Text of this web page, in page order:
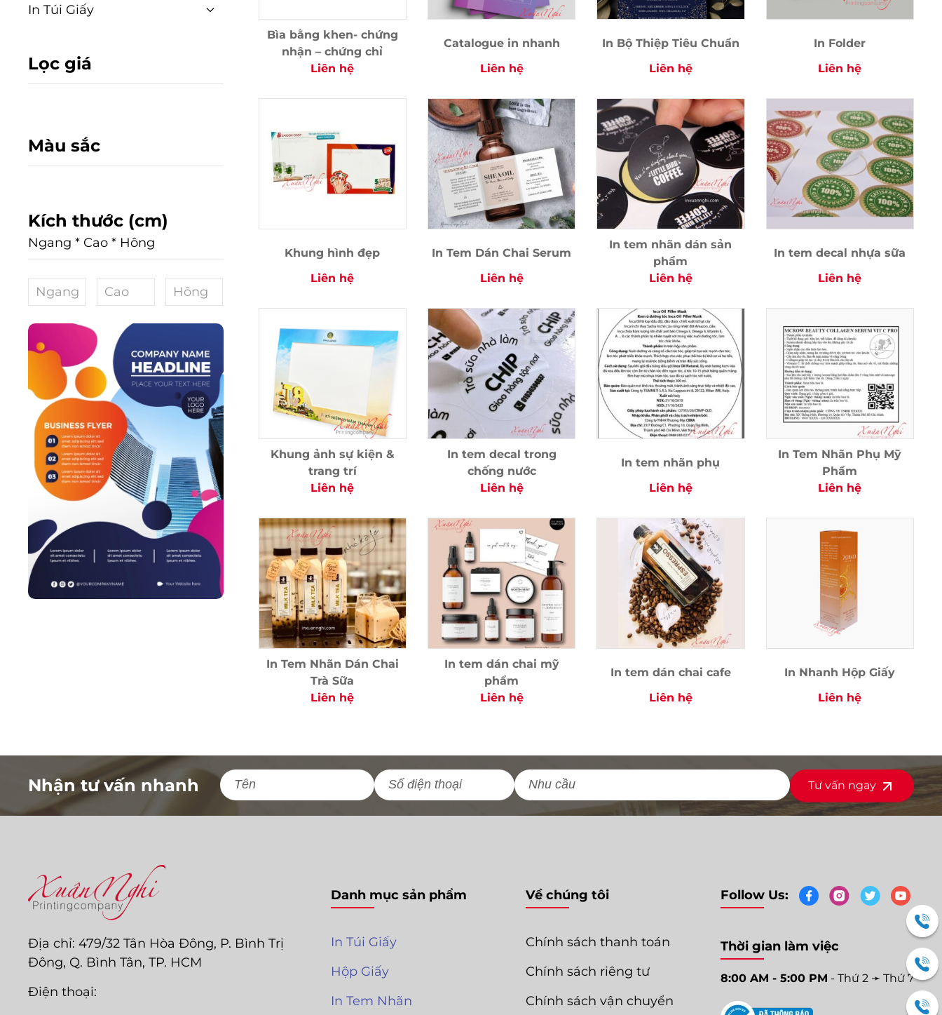
In Túi Giấy
Lọc giá
Màu sắc
Kích thước (cm)
Ngang * Cao * Hông
Bìa bằng khen- chứng
nhận – chứng chỉ
Liên hệ
Catalogue in nhanh
Liên hệ
In Bộ Thiệp Tiêu Chuẩn
Liên hệ
In Folder
Liên hệ
Khung hình đẹp
Liên hệ
In Tem Dán Chai Serum
Liên hệ
In tem nhãn dán sản
phẩm
Liên hệ
In tem decal nhựa sữa
Liên hệ
Khung ảnh sự kiện &
trang trí
Liên hệ
In tem decal trong
chống nước
Liên hệ
In tem nhãn phụ
Liên hệ
In Tem Nhãn Phụ Mỹ
Phẩm
Liên hệ
In Tem Nhãn Dán Chai
Trà Sữa
Liên hệ
In tem dán chai mỹ
phẩm
Liên hệ
In tem dán chai cafe
Liên hệ
In Nhanh Hộp Giấy
Liên hệ
Nhận tư vấn nhanh Tư vấn ngay
Địa chỉ: 479/32 Tân Hòa Đông, P. Bình Trị
Đông, Q. Bình Tân, TP. HCM
Điện thoại:
Danh mục sản phẩm
In Túi Giấy
Hộp Giấy
In Tem Nhãn
Về chúng tôi
Chính sách thanh toán
Chính sách riêng tư
Chính sách vận chuyển
Follow Us:
Thời gian làm việc
8:00 AM - 5:00 PM - Thứ 2 ➛ Thứ 7